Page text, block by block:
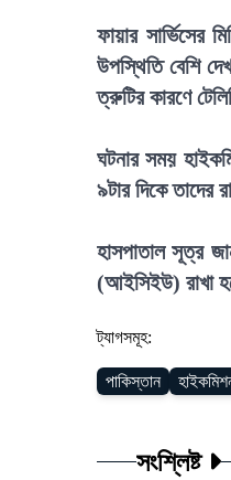
ফায়ার
উপস্থিতি বেশি
ত্রুটির কারণে
ঘটনার সময়
৯টার দিকে তাদের
হাসপাতাল সূত্র
(আইসিইউ) রাখা
ট্যাগসমূহ:
পাকিস্তান
সংশ্লিষ্ট